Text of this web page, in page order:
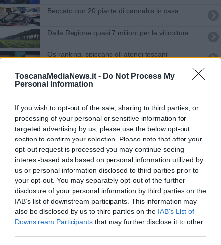
ToscanaMediaNews.it - Do Not Process My
Personal Information
If you wish to opt-out of the sale, sharing to third parties, or
processing of your personal or sensitive information for
targeted advertising by us, please use the below opt-out
section to confirm your selection. Please note that after your
opt-out request is processed you may continue seeing
interest-based ads based on personal information utilized by
us or personal information disclosed to third parties prior to
your opt-out. You may separately opt-out of the further
disclosure of your personal information by third parties on the
IAB’s list of downstream participants. This information may
also be disclosed by us to third parties on the IAB’s List of
Downstream Participants that may further disclose it to other
Beccato con 20 piante di cannabis in casa
Dalla Regione quasi 7 milioni per la viticoltura
Qs ranking, spiccano gli atenei toscani
Una nuova ala per il museo della geotermia
Incinta e disoccupata per lo stop alle assunzioni
Inferno di fiamme e fuga dal capannone occupato
Amianto nel rogo, decontaminazione per i
pompieri
La nube irritante creata da una reazione a catena
Esplosione all'interno di un'azienda orafa
Mostra Modì, dossier di 90 pagine in procura